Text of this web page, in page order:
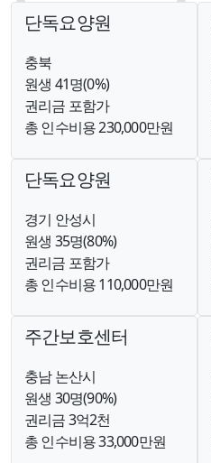
단독요양원
충북
원생 41명(0%)
권리금 포함가
총 인수비용 230,000만원
단독요양원
경기 안성시
원생 35명(80%)
권리금 포함가
총 인수비용 110,000만원
주간보호센터
충남 논산시
원생 30명(90%)
권리금 3억2천
총 인수비용 33,000만원